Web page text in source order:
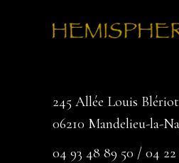
245 Allée Louis Blériot
06210 Mandelieu-la-
04 93 48 89 50 / 04 22